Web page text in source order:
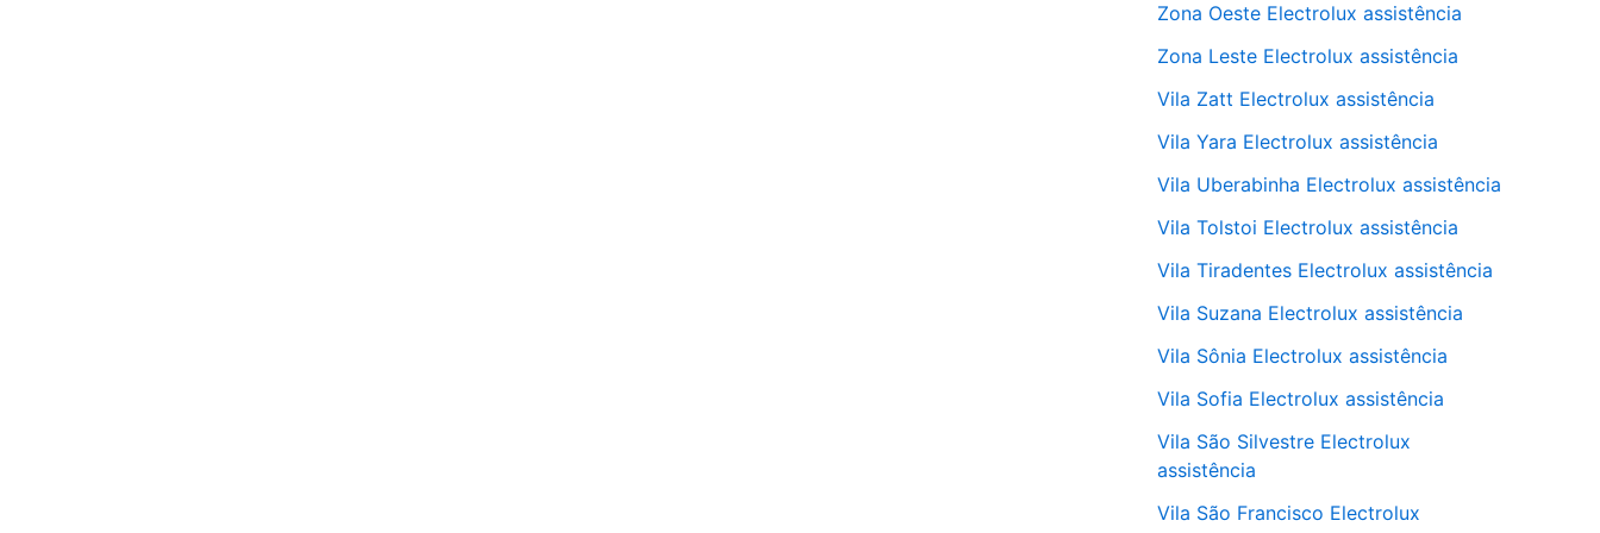
Zona Oeste Electrolux assistência
Zona Leste Electrolux assistência
Vila Zatt Electrolux assistência
Vila Yara Electrolux assistência
Vila Uberabinha Electrolux assistência
Vila Tolstoi Electrolux assistência
Vila Tiradentes Electrolux assistência
Vila Suzana Electrolux assistência
Vila Sônia Electrolux assistência
Vila Sofia Electrolux assistência
Vila São Silvestre Electrolux
assistência
Vila São Francisco Electrolux